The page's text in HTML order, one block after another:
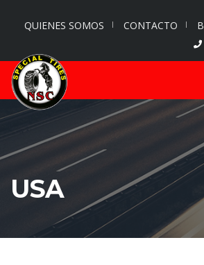
QUIENES SOMOS CONTACTO
USA